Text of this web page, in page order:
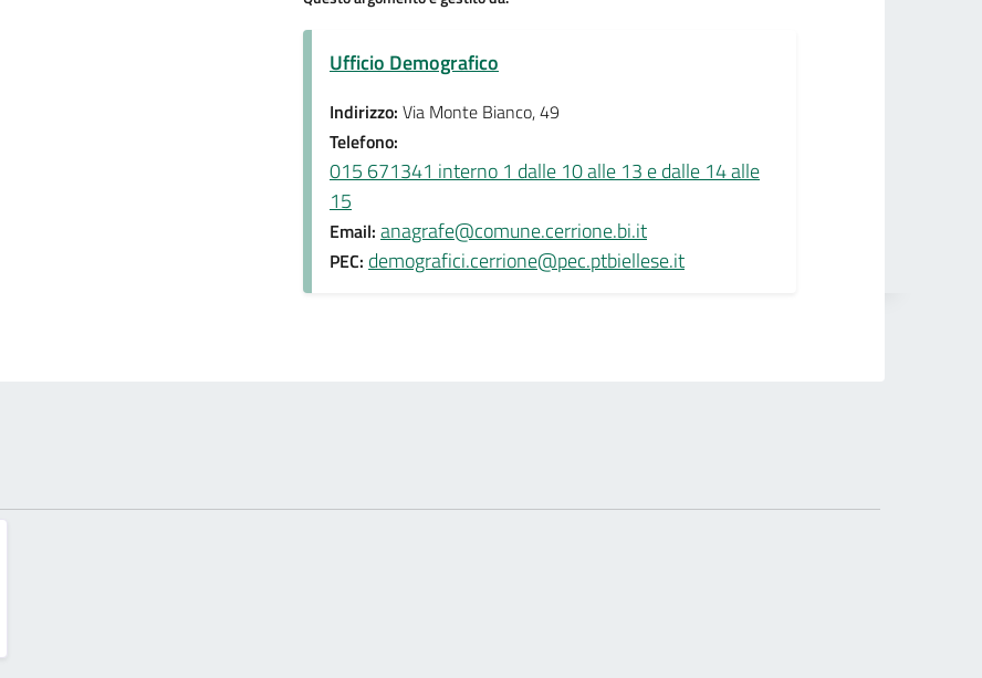
Ufficio Demografico
Indirizzo: Via Monte Bianco, 49
Telefono:
015 671341 interno 1 dalle 10 alle 13 e dalle 14 alle
15
Email: anagrafe@comune.cerrione.bi.it
PEC: demografici.cerrione@pec.ptbiellese.it